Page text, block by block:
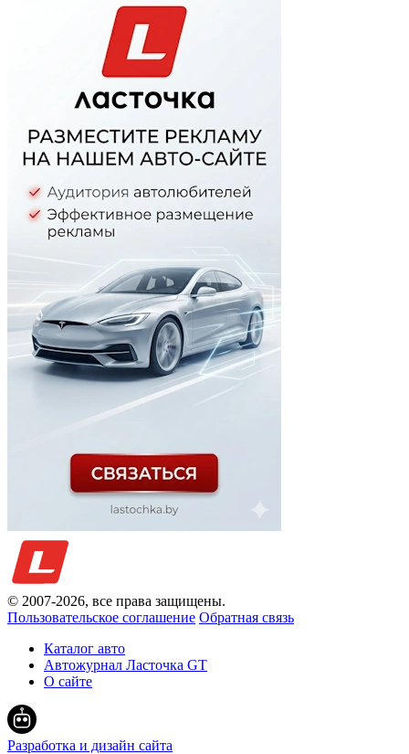
© 2007-2026, все права защищены.
Пользовательское соглашение Обратная связь
Каталог авто
Автожурнал Ласточка GT
О сайте
Разработка и дизайн сайта